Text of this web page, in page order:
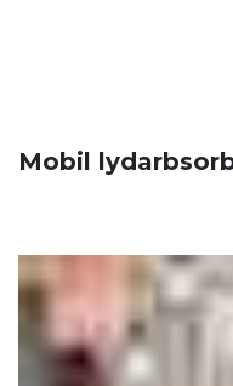
Mobil